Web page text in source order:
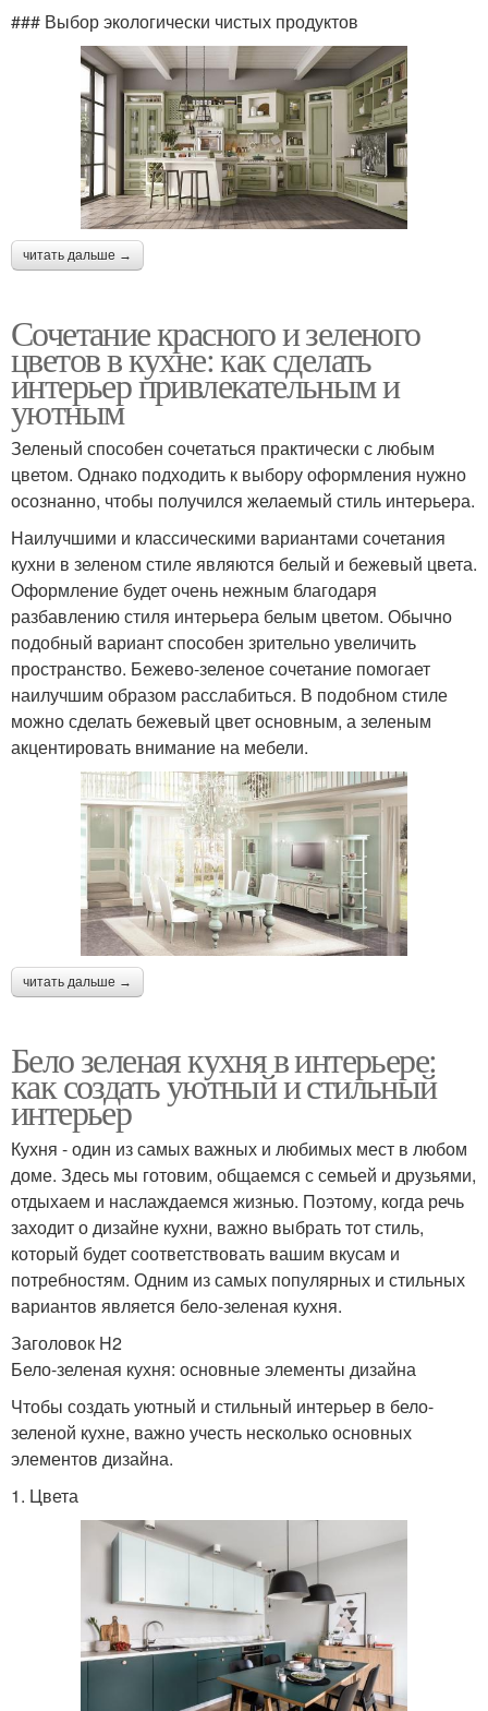
### Выбор экологически чистых продуктов
читать дальше →
Сочетание красного и зеленого
цветов в кухне: как сделать
интерьер привлекательным и
уютным
Зеленый способен сочетаться практически с любым
цветом. Однако подходить к выбору оформления нужно
осознанно, чтобы получился желаемый стиль интерьера.
Наилучшими и классическими вариантами сочетания
кухни в зеленом стиле являются белый и бежевый цвета.
Оформление будет очень нежным благодаря
разбавлению стиля интерьера белым цветом. Обычно
подобный вариант способен зрительно увеличить
пространство. Бежево-зеленое сочетание помогает
наилучшим образом расслабиться. В подобном стиле
можно сделать бежевый цвет основным, а зеленым
акцентировать внимание на мебели.
читать дальше →
Бело зеленая кухня в интерьере:
как создать уютный и стильный
интерьер
Кухня - один из самых важных и любимых мест в любом
доме. Здесь мы готовим, общаемся с семьей и друзьями,
отдыхаем и наслаждаемся жизнью. Поэтому, когда речь
заходит о дизайне кухни, важно выбрать тот стиль,
который будет соответствовать вашим вкусам и
потребностям. Одним из самых популярных и стильных
вариантов является бело-зеленая кухня.
Заголовок H2
Бело-зеленая кухня: основные элементы дизайна
Чтобы создать уютный и стильный интерьер в бело-
зеленой кухне, важно учесть несколько основных
элементов дизайна.
1. Цвета